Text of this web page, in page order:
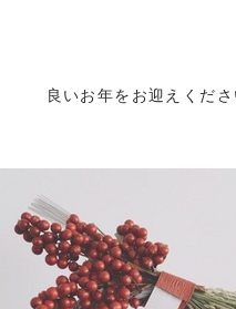
良いお年をお迎えくださ